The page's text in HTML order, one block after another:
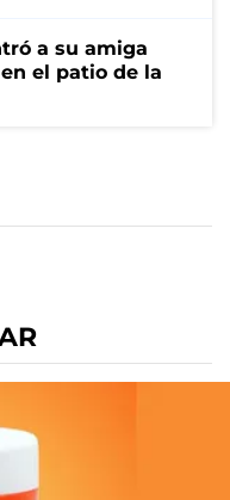
a su amiga
el patio de la